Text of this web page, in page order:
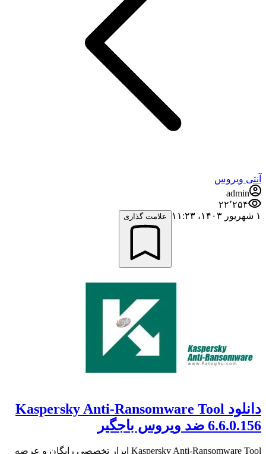
آنتی ویروس
admin
۲۲٬۲۵۴
۱ شهریور ۱۴۰۳،‏ ۱۱:۲۳
علامت گذاری
دانلود Kaspersky Anti-Ransomware Tool
6.6.0.156 ضد ویروس باجگیر
Kaspersky Anti-Ransomware Tool ابزار تخصصی رایگان و عرضه